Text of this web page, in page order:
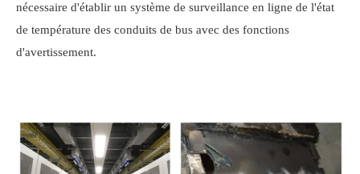
nécessaire d'établir un système de surveillance en ligne de l'état
de température des conduits de bus avec des fonctions
d'avertissement.